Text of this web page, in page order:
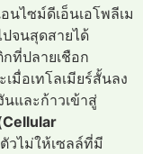
นไซม์ดีเอ็นเอโพลีเม
จนสุดสายได้
ที่ปลายเชือก
มื่อเทโลเมียร์สั้นลง
นและก้าวเข้าสู่
วไม่ให้เซลล์ที่มี